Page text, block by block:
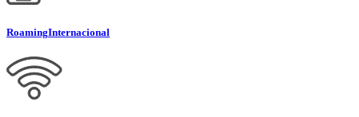
RoamingInternacional